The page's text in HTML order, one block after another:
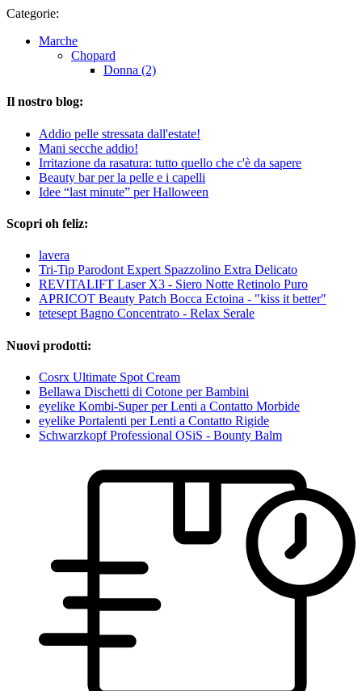
Categorie:
Marche
Chopard
Donna (2)
Il nostro blog:
Addio pelle stressata dall'estate!
Mani secche addio!
Irritazione da rasatura: tutto quello che c'è da sapere
Beauty bar per la pelle e i capelli
Idee “last minute” per Halloween
Scopri oh feliz:
lavera
Tri-Tip Parodont Expert Spazzolino Extra Delicato
REVITALIFT Laser X3 - Siero Notte Retinolo Puro
APRICOT Beauty Patch Bocca Ectoina - "kiss it better"
tetesept Bagno Concentrato - Relax Serale
Nuovi prodotti:
Cosrx Ultimate Spot Cream
Bellawa Dischetti di Cotone per Bambini
eyelike Kombi-Super per Lenti a Contatto Morbide
eyelike Portalenti per Lenti a Contatto Rigide
Schwarzkopf Professional OSiS - Bounty Balm